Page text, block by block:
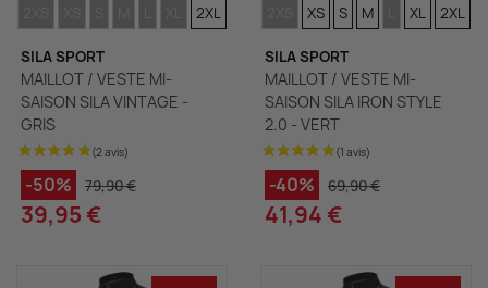
2XL
SILA SPORT
MAILLOT / VESTE MI-
SAISON SILA VINTAGE -
GRIS
-50% 79,90 €
39,95 €
XS S M XL 2XL
SILA SPORT
MAILLOT / VESTE MI-
SAISON SILA IRON STYLE
2.0 - VERT
-40% 69,90 €
41,94 €